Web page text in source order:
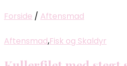
Forside / Aftensmad
Aftensmad,Fisk og Skaldyr